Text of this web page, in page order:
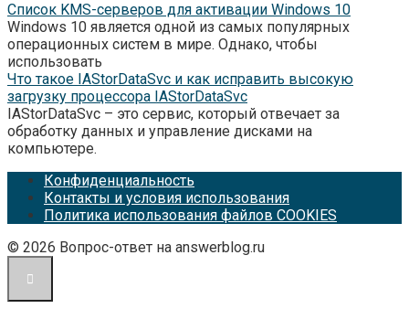
Список KMS-серверов для активации Windows 10
Windows 10 является одной из самых популярных
операционных систем в мире. Однако, чтобы
использовать
Что такое IAStorDataSvc и как исправить высокую
загрузку процессора IAStorDataSvc
IAStorDataSvc – это сервис, который отвечает за
обработку данных и управление дисками на
компьютере.
Конфиденциальность
Контакты и условия использования
Политика использования файлов COOKIES
© 2026 Вопрос-ответ на answerblog.ru